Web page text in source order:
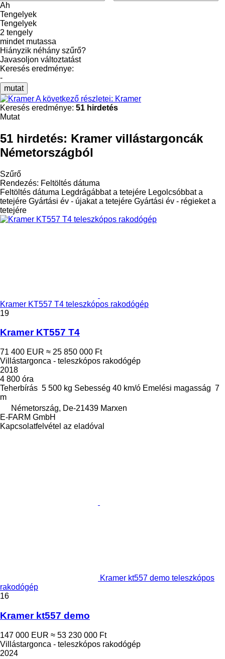
Ah
Tengelyek
Tengelyek
2 tengely
mindet mutassa
Hiányzik néhány szűrő?
Javasoljon változtatást
Keresés eredménye:
-
mutat
A következő részletei: Kramer
Keresés eredménye: 51 hirdetés
Mutat
51 hirdetés: Kramer villástargoncák
Németországból
Szűrő
Rendezés: Feltöltés dátuma
Feltöltés dátuma Legdrágábbat a tetejére Legolcsóbbat a
tetejére Gyártási év - újakat a tetejére Gyártási év - régieket a
tetejére
Kramer KT557 T4 teleszkópos rakodógép
19
Kramer KT557 T4
71 400 EUR ≈ 25 850 000 Ft
Villástargonca - teleszkópos rakodógép
2018
4 800 óra
Teherbírás 5 500 kg Sebesség 40 km/ó Emelési magasság 7
m
Németország, De-21439 Marxen
E-FARM GmbH
Kapcsolatfelvétel az eladóval
Kramer kt557 demo teleszkópos
rakodógép
16
Kramer kt557 demo
147 000 EUR ≈ 53 230 000 Ft
Villástargonca - teleszkópos rakodógép
2024